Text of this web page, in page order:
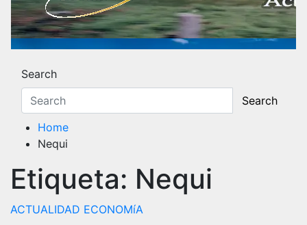
Noticias y Actualidad
Search
Search
Home
Nequi
Etiqueta: Nequi
ACTUALIDAD ECONOMíA